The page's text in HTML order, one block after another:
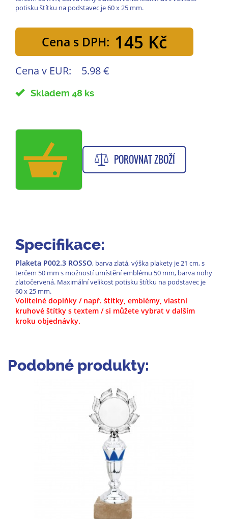
potisku štítku na podstavec je 60 x 25 mm.
Cena s DPH: 145 Kč
Cena v EUR: 5.98 €
Skladem 48 ks
POROVNAT ZBOŽÍ
Specifikace:
Plaketa P002.3 ROSSO, barva zlatá, výška plakety je 21 cm, s
terčem 50 mm s možností umístění emblému 50 mm, barva nohy
zlatočervená. Maximální velikost potisku štítku na podstavec je
60 x 25 mm.
Volitelné doplňky / např. štítky, emblémy, vlastní
kruhové štítky s textem / si můžete vybrat v dalším
kroku objednávky.
Podobné produkty: